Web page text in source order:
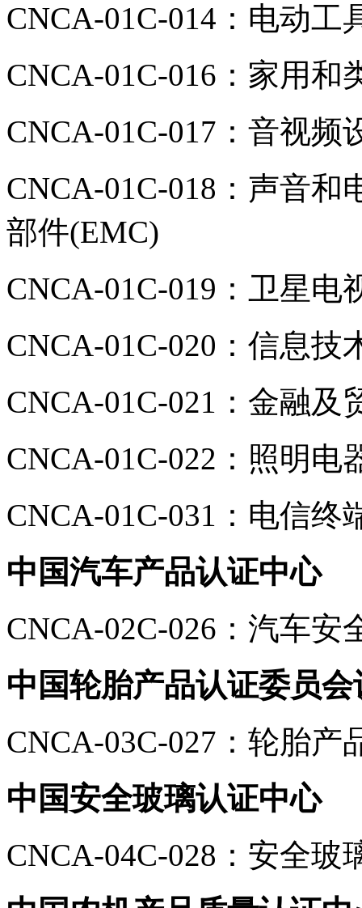
CNCA-01C-014：电动工
CNCA-01C-016：家用和
CNCA-01C-017：音视频
CNCA-01C-018：声音
部件(EMC)
CNCA-01C-019：卫星电
CNCA-01C-020：信息技
CNCA-01C-021：金融
CNCA-01C-022：照明电
CNCA-01C-031：电信终
中国汽车产品认证中心
CNCA-02C-026：汽车安
中国轮胎产品认证委员
CNCA-03C-027：轮胎产
中国安全玻璃认证中心
CNCA-04C-028：安全玻